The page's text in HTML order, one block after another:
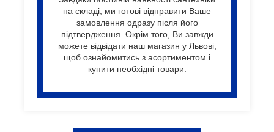
на складі, ми готові відправити Ваше
замовлення одразу після його
підтвердження. Окрім того, Ви завжди
можете відвідати наш магазин у Львові,
щоб ознайомитись з асортиментом і
купити необхідні товари.